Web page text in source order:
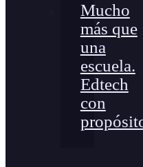
Mucho
más que
una
escuela.
Edtech
con